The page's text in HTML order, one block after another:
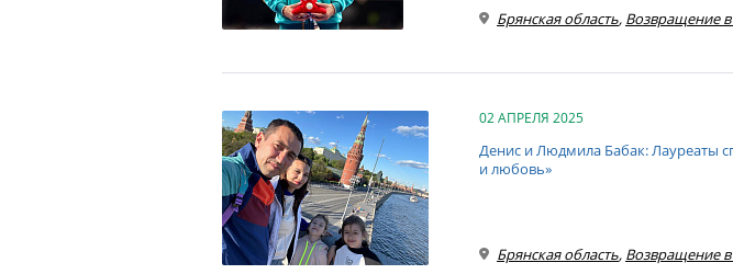
Брянская область, Возвращение
02 АПРЕЛЯ 2025
Денис и Людмила Бабак: Лауреаты
и любовь»
Брянская область, Возвращение